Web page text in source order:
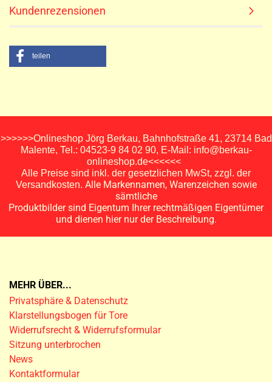
Kundenrezensionen
teilen
>>>>>>Onlineshop Jörg Berkau, Bahnhofstraße 41, 23714 Bad
Malente, Tel.: 04523-9 84 02 90, E-Mail: info@berkau-
onlineshop.de<<<<<<
Alle Preise sind inkl. der gesetzlichen MwSt, zzgl. der
Versandkosten. Alle Markennamen, Warenzeichen sowie
sämtliche
Produktbilder sind Eigentum Ihrer rechtmäßigen Eigentümer
und dienen hier nur der Beschreibung.
MEHR ÜBER...
Privatsphäre & Datenschutz
Klarstellungsbogen für Tore
Widerrufsrecht & Widerrufsformular
Sitzung unterbrochen
News
Kontaktformular